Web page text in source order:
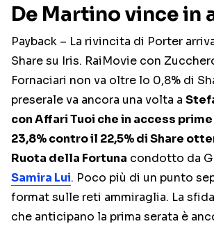
De Martino vince in
Payback – La rivincita di Porter arriva
Share su Iris. RaiMovie con
Fornaciari non va oltre lo 0,8% di
preserale va ancora una volta a
con Affari Tuoi che in access
23,8% contro il 22,5% di Share
Ruota della Fortuna condotto da
Samira Lui. Poco più di un punto
format sulle reti ammiraglia. La
che anticipano la prima serata è